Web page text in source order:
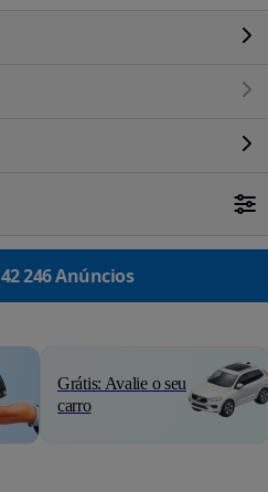
246 Anúncios
Grátis: Avalie o seu
carro